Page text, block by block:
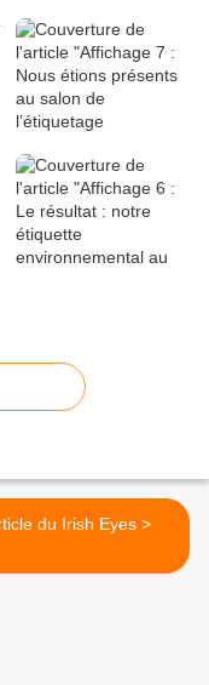
Article du Irish Eyes >